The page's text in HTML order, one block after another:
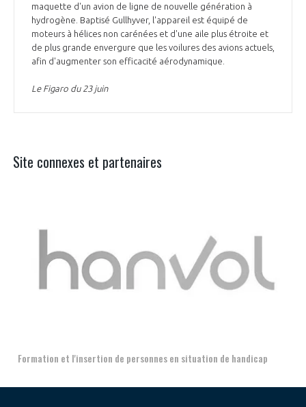
maquette d'un avion de ligne de nouvelle génération à
hydrogène. Baptisé Gullhyver, l'appareil est équipé de
moteurs à hélices non carénées et d'une aile plus étroite et
de plus grande envergure que les voilures des avions actuels,
afin d'augmenter son efficacité aérodynamique.
Le Figaro du 23 juin
Site connexes et partenaires
Formation et l'insertion de personnes en situation de handicap